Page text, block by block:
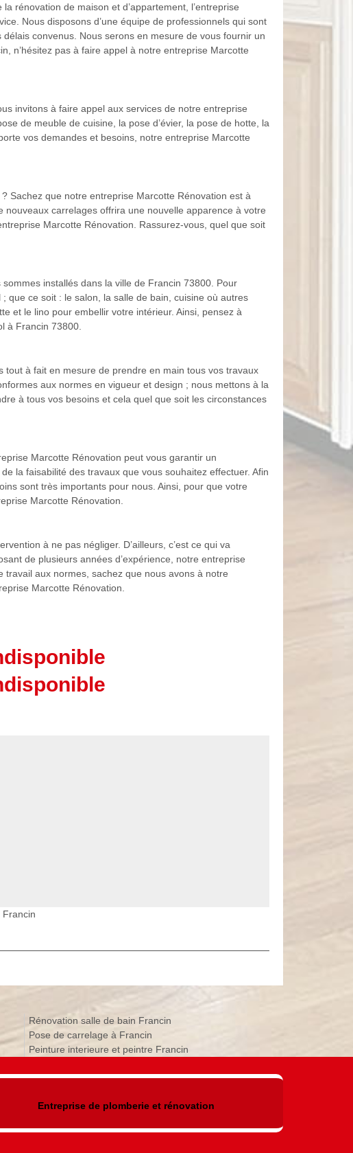
rénovation de maison et d’appartement, l’entreprise
Nous disposons d’une équipe de professionnels qui sont
convenus. Nous serons en mesure de vous fournir un
n’hésitez pas à faire appel à notre entreprise Marcotte
invitons à faire appel aux services de notre entreprise
de meuble de cuisine, la pose d’évier, la pose de hotte, la
vos demandes et besoins, notre entreprise Marcotte
Sachez que notre entreprise Marcotte Rénovation est à
carrelages offrira une nouvelle apparence à votre
Marcotte Rénovation. Rassurez-vous, quel que soit
installés dans la ville de Francin 73800. Pour
que ce soit : le salon, la salle de bain, cuisine où autres
et le lino pour embellir votre intérieur. Ainsi, pensez à
à Francin 73800.
tout à fait en mesure de prendre en main tous vos travaux
aux normes en vigueur et design ; nous mettons à la
à tous vos besoins et cela quel que soit les circonstances
Marcotte Rénovation peut vous garantir un
la faisabilité des travaux que vous souhaitez effectuer. Afin
sont très importants pour nous. Ainsi, pour que votre
Marcotte Rénovation.
à ne pas négliger. D’ailleurs, c’est ce qui va
de plusieurs années d’expérience, notre entreprise
aux normes, sachez que nous avons à notre
Marcotte Rénovation.
Francin
Rénovation salle de bain Francin
Pose de carrelage à Francin
Peinture interieure et peintre Francin
Entreprise de plomberie et rénovation